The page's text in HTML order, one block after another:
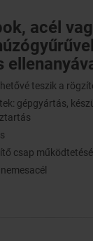
acél
teszik a
gépgyártás,
csap